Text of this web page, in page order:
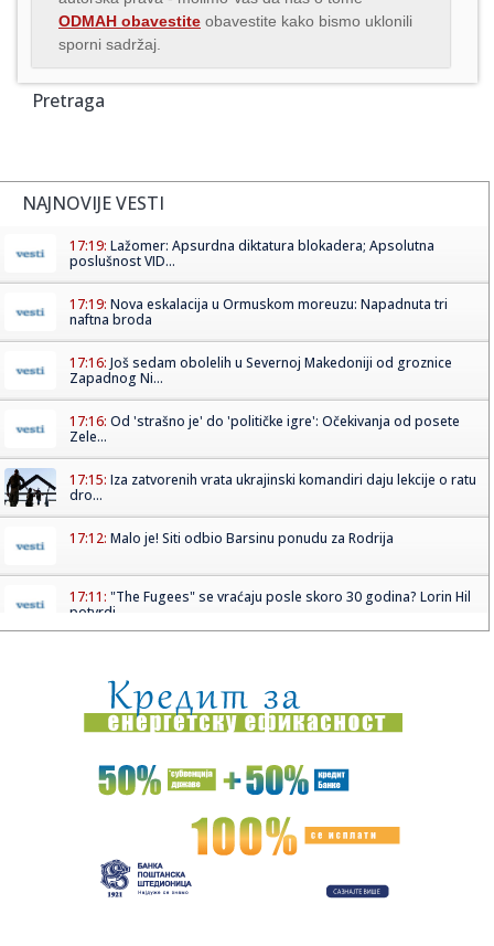
ODMAH obavestite obavestite kako bismo uklonili
sporni sadržaj.
Pretraga
NAJNOVIJE VESTI
17:19: Lažomer: Apsurdna diktatura blokadera; Apsolutna
poslušnost VID...
17:19: Nova eskalacija u Ormuskom moreuzu: Napadnuta tri
naftna broda
17:16: Još sedam obolelih u Severnoj Makedoniji od groznice
Zapadnog Ni...
17:16: Od 'strašno je' do 'političke igre': Očekivanja od posete
Zele...
17:15: Iza zatvorenih vrata ukrajinski komandiri daju lekcije o ratu
dro...
17:12: Malo je! Siti odbio Barsinu ponudu za Rodrija
17:11: "The Fugees" se vraćaju posle skoro 30 godina? Lorin Hil
potvrdi...
17:09:Kopaonik dobija nove ski-staze: U posao vredan više od
pola mili...
17:07:Vikend bez vode na dve lokacije u Nišu: Ekipe JKP Naisus
izlaz...
Landrovers Panterra je električni Land Rover Defender
17:04:Xiaomi pravi veliki korak: HyperOS 4 "silazi među ljude"